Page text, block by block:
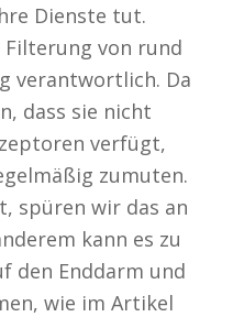
Dienste tut.
von rund
verantwortlich. Da
dass sie nicht
verfügt,
zumuten.
spüren wir das an
kann es zu
den Enddarm und
wie im Artikel